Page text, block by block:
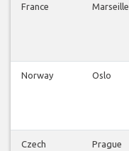
France Marseille
Norway Oslo
Czech
Prague